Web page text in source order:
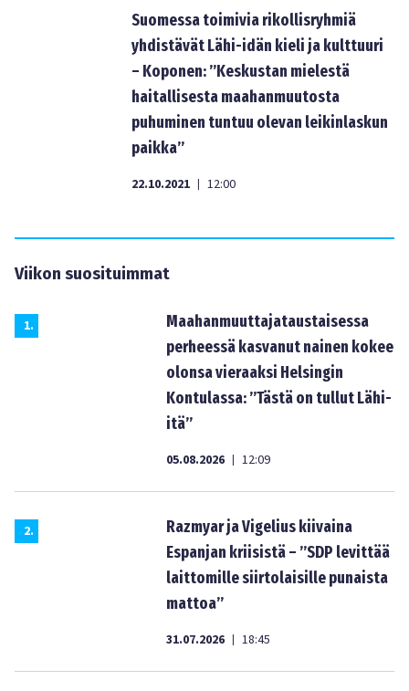
Suomessa toimivia rikollisryhmiä
yhdistävät Lähi-idän kieli ja kulttuuri
– Koponen: ”Keskustan mielestä
haitallisesta maahanmuutosta
puhuminen tuntuu olevan leikinlaskun
paikka”
22.10.2021 | 12:00
Viikon suosituimmat
1.
Maahanmuuttajataustaisessa
perheessä kasvanut nainen kokee
olonsa vieraaksi Helsingin
Kontulassa: ”Tästä on tullut Lähi-
itä”
05.08.2026 | 12:09
2.
Razmyar ja Vigelius kiivaina
Espanjan kriisistä – ”SDP levittää
laittomille siirtolaisille punaista
mattoa”
31.07.2026 | 18:45